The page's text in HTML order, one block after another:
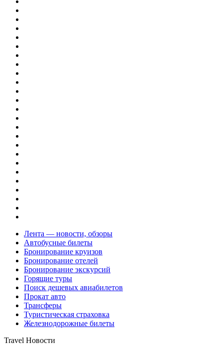
Лента — новости, обзоры
Автобусные билеты
Бронирование круизов
Бронирование отелей
Бронирование экскурсий
Горящие туры
Поиск дешевых авиабилетов
Прокат авто
Трансферы
Туристическая страховка
Железнодорожные билеты
Travel Новости